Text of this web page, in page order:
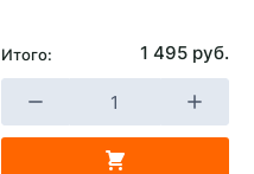
Итого: 1 495 руб.